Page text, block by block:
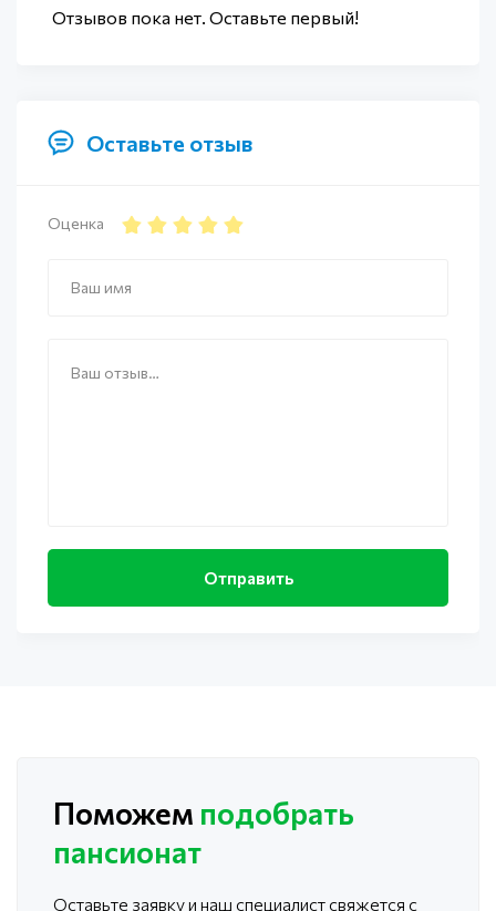
Отзывов пока нет. Оставьте первый!
Оставьте отзыв
Оценка
Поможем подобрать
пансионат
Оставьте заявку и наш специалист свяжется с